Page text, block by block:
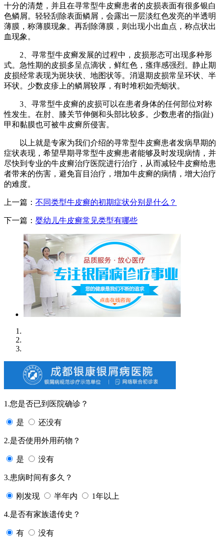
十分的清楚，并且在寻常型牛皮癣患者的皮损表面有很多银白
色鳞屑。轻轻刮除表面鳞屑，会露出一层淡红色发亮的半透明
薄膜，称薄膜现象。再刮除薄膜，则出现小出血点，称点状出
血现象。
2、寻常型牛皮癣发展的过程中，皮损形态可出现多种形
式。急性期的皮损多呈点滴状，鲜红色，瘙痒感强烈。静止期
皮损经常表现为斑块状、地图状等。消退期皮损常呈环状、半
环状。少数皮疹上的鳞屑较厚，有时堆积如壳蛎状。
3、寻常型牛皮癣的皮损可以在患者身体的任何部位对称
性发生。在肘、膝关节伸侧和头部比较多。少数患者的指(趾)
甲和黏膜也可被牛皮癣所侵害。
以上就是专家为我们介绍的寻常型牛皮癣患者发病早期的
症状表现，希望早期寻常型牛皮癣患者能够及时发现病情，并
尽快到专业的牛皮癣治疗医院进行治疗，从而减轻牛皮癣给患
者带来的伤害，避免盲目治疗，增加牛皮癣的病情，增大治疗
的难度。
上一篇： 不同类型牛皮癣的初期症状分别是什么？
下一篇： 婴幼儿牛皮癣常见类型有哪些
1.您是否已到医院确诊？
是 还没有
2.是否使用外用药物？
是 没有
3.患病时间有多久？
刚发现 半年内 1年以上
4.是否有家族遗传史？
有 没有